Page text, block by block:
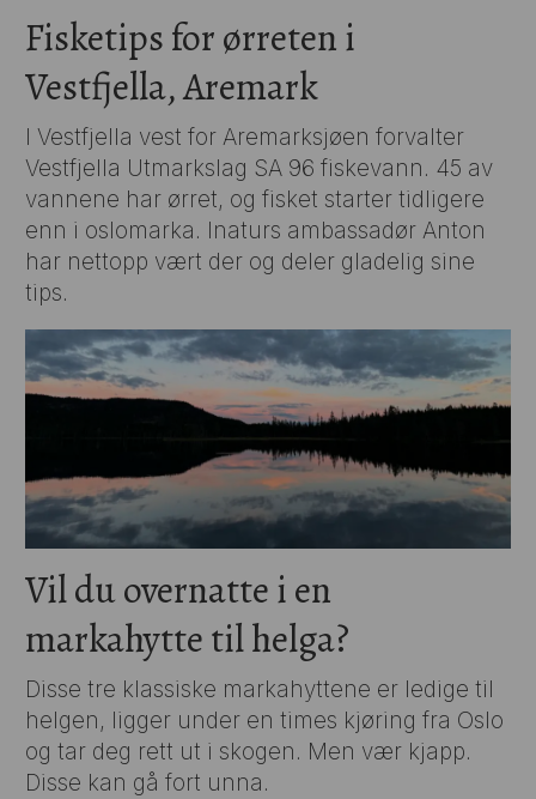
Fisketips for ørreten i
Vestfjella, Aremark
I Vestfjella vest for Aremarksjøen forvalter
Vestfjella Utmarkslag SA 96 fiskevann. 45 av
vannene har ørret, og fisket starter tidligere
enn i oslomarka. Inaturs ambassadør Anton
har nettopp vært der og deler gladelig sine
tips.
Vil du overnatte i en
markahytte til helga?
Disse tre klassiske markahyttene er ledige til
helgen, ligger under en times kjøring fra Oslo
og tar deg rett ut i skogen. Men vær kjapp.
Disse kan gå fort unna.